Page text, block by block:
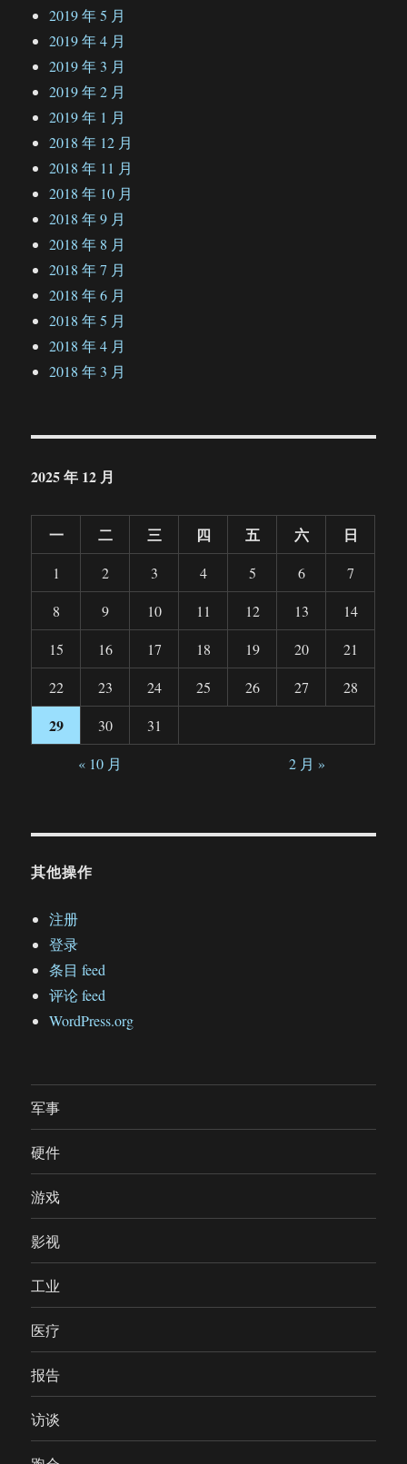
2019 年 5 月
2019 年 4 月
2019 年 3 月
2019 年 2 月
2019 年 1 月
2018 年 12 月
2018 年 11 月
2018 年 10 月
2018 年 9 月
2018 年 8 月
2018 年 7 月
2018 年 6 月
2018 年 5 月
2018 年 4 月
2018 年 3 月
2025 年 12 月
一 二 三 四 五 六 日
1 2 3 4 5 6
7
8
9 10 11 12 13
14
15
16 17 18 19 20
21
22
23 24 25 26 27 28
29 30
31
« 10 月
2 月 »
其他操作
注册
登录
条目 feed
评论 feed
WordPress.org
军事
硬件
游戏
影视
工业
医疗
报告
访谈